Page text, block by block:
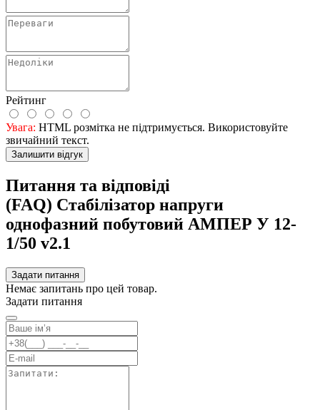
Рейтинг
Увага: HTML розмітка не підтримується. Використовуйте
звичайний текст.
Залишити відгук
Питання та відповіді
(FAQ) Стабілізатор напруги
однофазний побутовий АМПЕР У 12-
1/50 v2.1
Задати питання
Немає запитань про цей товар.
Задати питання